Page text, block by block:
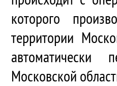
которого
территории
автоматически
Московской